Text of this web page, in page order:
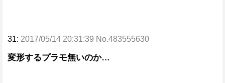
31: 2017/05/14 20:31:39 No.483555630
変形するプラモ無いのか…